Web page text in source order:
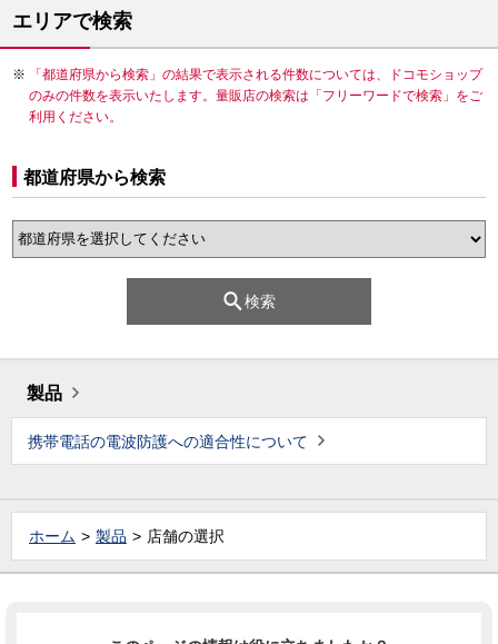
エリアで検索
「都道府県から検索」の結果で表示される件数については、ドコモショップ
のみの件数を表示いたします。量販店の検索は「フリーワードで検索」をご
利用ください。
都道府県から検索
検索
製品
携帯電話の電波防護への適合性について
ホーム 製品 店舗の選択